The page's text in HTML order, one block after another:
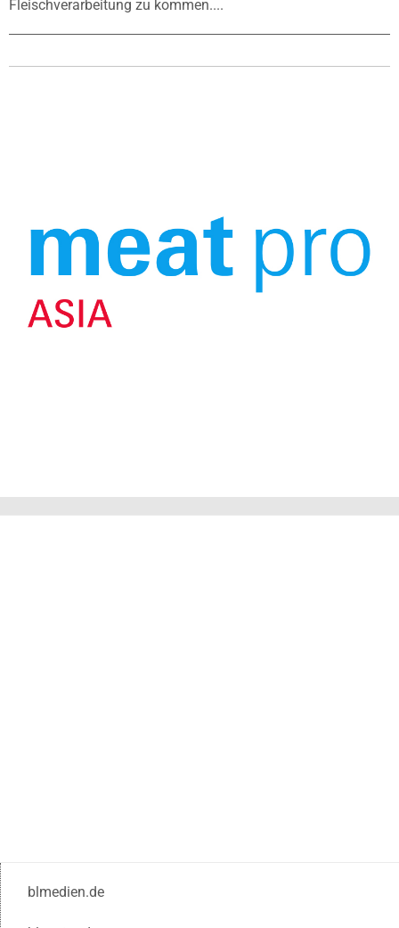
Fleischverarbeitung zu kommen....
blmedien.de